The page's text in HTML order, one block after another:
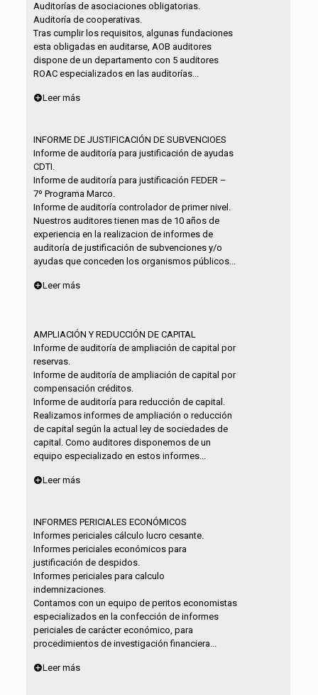
Auditorías de asociaciones obligatorias.
Auditoría de cooperativas.
Tras cumplir los requisitos, algunas fundaciones
esta obligadas en auditarse, AOB auditores
dispone de un departamento con 5 auditores
ROAC especializados en las auditorías...
Leer más
INFORME DE JUSTIFICACIÓN DE SUBVENCIOES
Informe de auditoría para justificación de ayudas
CDTI.
Informe de auditoría para justificación FEDER –
7º Programa Marco.
Informe de auditoría controlador de primer nivel.
Nuestros auditores tienen mas de 10 años de
experiencia en la realizacion de informes de
auditoría de justificación de subvenciones y/o
ayudas que conceden los organismos públicos...
Leer más
AMPLIACIÓN Y REDUCCIÓN DE CAPITAL
Informe de auditoría de ampliación de capital por
reservas.
Informe de auditoría de ampliación de capital por
compensación créditos.
Informe de auditoría para reducción de capital.
Realizamos informes de ampliación o reducción
de capital según la actual ley de sociedades de
capital. Como auditores disponemos de un
equipo especializado en estos informes...
Leer más
INFORMES PERICIALES ECONÓMICOS
Informes periciales cálculo lucro cesante.
Informes periciales económicos para
justificación de despidos.
Informes periciales para calculo
indemnizaciones.
Contamos con un equipo de peritos economistas
especializados en la confección de informes
periciales de carácter económico, para
procedimientos de investigación financiera...
Leer más